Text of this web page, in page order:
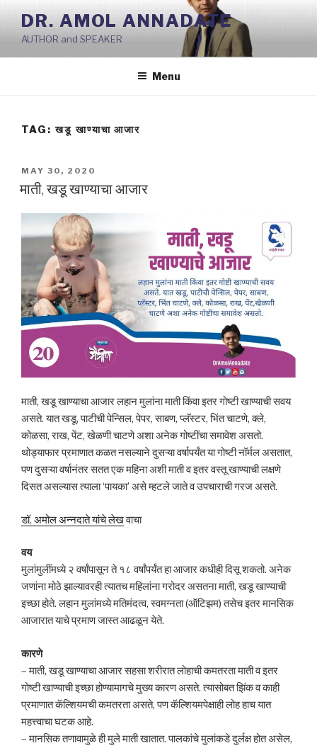
Skip
content
DR. AMOL ANNADATE
AUTHOR and SPEAKER
Menu
TAG:खडू खाण्याचा आजार
POSTED
ON
MAY 30, 2020
माती, खडू खाण्याचा आजार
माती, खडू खाण्याचा आजार लहान मुलांना माती किंवा इतर गोष्टी खाण्याची सवय
असते. यात खडू, पाटीची पेन्सिल, पेपर, साबण, प्लॅस्टर, भिंत चाटणे, क्ले,
कोळसा, राख, पेंट, खेळणी चाटणे अशा अनेक गोष्टींचा समावेश असतो.
थोड्याफार प्रमाणात कळत नसल्याने दुसऱ्या वर्षापर्यंत या गोष्टी नॉर्मल असतात,
पण दुसऱ्या वर्षानंतर सतत एक महिना अशी माती व इतर वस्तू खाण्याची लक्षणे
दिसत असल्यास त्याला ‘पायका’ असे म्हटले जाते व उपचाराची गरज असते.
डॉ. अमोल अन्नदाते यांचे लेखवाचा
वय
मुलांमुलींमध्ये २ वर्षांपासून ते १८ वर्षांपर्यंत हा आजार कधीही दिसू शकतो. अनेक
जणांना मोठे झाल्यावरही त्यातच महिलांना गरोदर असतना माती, खडू खाण्याची
इच्छा होते. लहान मुलांमध्ये मतिमंदत्व, स्वमग्नता (ऑटिझम) तसेच इतर मानसिक
आजारात याचे प्रमाण जास्त आढळून येते.
कारणे
– माती, खडू खाण्याचा आजार सहसा शरीरात लोहाची कमतरता माती व इतर
गोष्टी खाण्याची इच्छा होण्यामागचे मुख्य कारण असते. त्यासोबत झिंक व काही
प्रमाणात कॅल्शियमची कमतरता असते, पण कॅल्शियमपेक्षाही लोह हाच यात
महत्त्वाचा घटक आहे.
– मानसिक तणावामुळे ही मुले माती खातात. पालकांचे मुलांकडे दुर्लक्ष होत असेल,